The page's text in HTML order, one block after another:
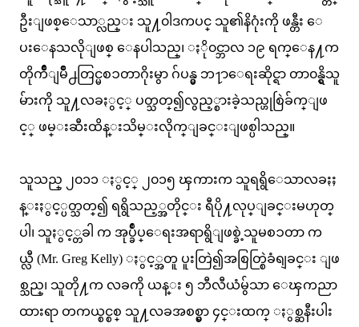
ဦးျဖစ္ေသာ္လည္း သူ႔၀ါဒကပင္ သူ၏နိဂုံးကို ဖန္တီး ေ
ပးေနသလိုျဖစ္ ေနပါသည္၊ ႏို၀င္ဘာလ ၁၉ ရက္ေန႔က
တိုက်ိဳျမိဳ႕တြင္မစၥတာဂိုးမွာ ဂ်ပန္မွ ဘ႑ာေရးဆိုင္ရာ တာ၀န္ရွိသူ
မ်ားကို သူ႔လခႏွင့္ ပတ္သတ္၍လွည့္စားခဲ့သည္ဟုစြဲခ်က္ျဖ
င့္ ဖမ္းဆီးထိန္းသိမ္းလိုက္ျခင္းျဖစ္ပါသည္။
သူသည္ ၂၀၁၁ ႏွင့္ ၂၀၁၅ ၾကားက သူရရွိေသာလခႏႈ
န္းႏွင့္ပတ္သတ္၍ ရရွိသည့္အတိုင္း ရီပို႔လုပ္ျခင္းမဟုတ္
ပါ၊ သူႏွင့္တခါ က အုပ္ခ်ဳပ္ေရးအရာရွိျဖစ္ခဲ့သူမစၥတာ က
ယ္လီ (Mr. Greg Kelly) ႏွင့္အတူ ပူးတြဲ၍အစြတ္စြဲခံရျခင္း ျဖ
စ္သည္၊ သူတို႔က လခကို ယန္း ၅ ဘီလီယံမွ်သာ ေၾကညာ
ထားရာ တကယ္စင္စစ္ သူ႔လခအစစ္မွာ ၄င္းထက္ ႏွစ္ဆနီးပါး